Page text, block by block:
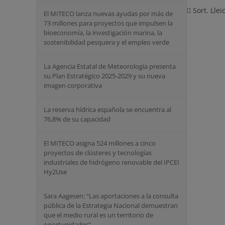
El MITECO lanza nuevas ayudas por más de
73 millones para proyectos que impulsen la
bioeconomía, la investigación marina, la
sostenibilidad pesquera y el empleo verde
La Agencia Estatal de Meteorología presenta
su Plan Estratégico 2025-2029 y su nueva
imagen corporativa
La reserva hídrica española se encuentra al
76,8% de su capacidad
El MITECO asigna 524 millones a cinco
proyectos de clústeres y tecnologías
industriales de hidrógeno renovable del IPCEI
Hy2Use
Sara Aagesen: “Las aportaciones a la consulta
pública de la Estrategia Nacional demuestran
que el medio rural es un territorio de
Sort.